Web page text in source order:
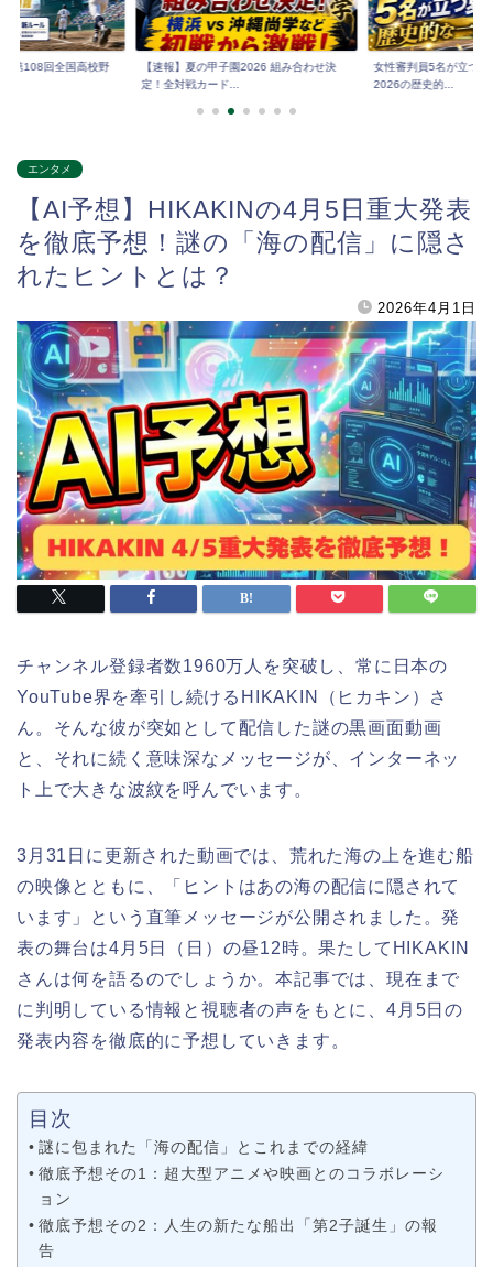
第108回全国高校野
【速報】夏の甲子園2026 組み合わせ決
定！全対戦カード...
女性審判員5名が立つ
2026の歴史的...
エンタメ
【AI予想】HIKAKINの4月5日重大発表
を徹底予想！謎の「海の配信」に隠さ
れたヒントとは？
2026年4月1日
チャンネル登録者数1960万人を突破し、常に日本の
YouTube界を牽引し続けるHIKAKIN（ヒカキン）さ
ん。そんな彼が突如として配信した謎の黒画面動画
と、それに続く意味深なメッセージが、インターネッ
ト上で大きな波紋を呼んでいます。
3月31日に更新された動画では、荒れた海の上を進む船
の映像とともに、「ヒントはあの海の配信に隠されて
います」という直筆メッセージが公開されました。発
表の舞台は4月5日（日）の昼12時。果たしてHIKAKIN
さんは何を語るのでしょうか。本記事では、現在まで
に判明している情報と視聴者の声をもとに、4月5日の
発表内容を徹底的に予想していきます。
目次
謎に包まれた「海の配信」とこれまでの経緯
徹底予想その1：超大型アニメや映画とのコラボレーシ
ョン
徹底予想その2：人生の新たな船出「第2子誕生」の報
告